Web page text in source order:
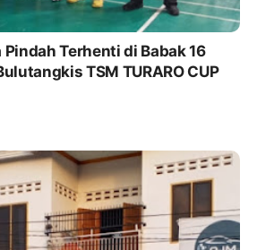
Pindah Terhenti di Babak 16
TSM TURARO CUP